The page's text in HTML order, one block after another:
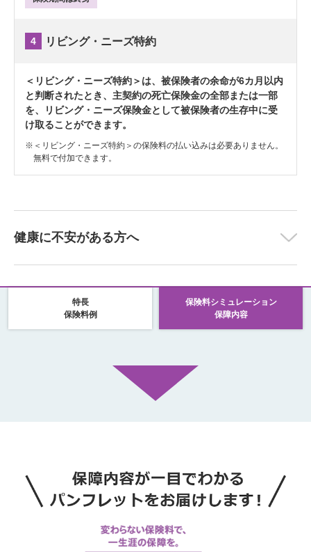
4 リビング・ニーズ特約
＜リビング・ニーズ特約＞は、被保険者の余命が6カ月以内
と判断されたとき、主契約の死亡保険金の全部または一部
を、リビング・ニーズ保険金として被保険者の生存中に受
け取ることができます。
※ ＜リビング・ニーズ特約＞の保険料の払い込みは必要ありません。
無料で付加できます。
健康に不安がある方へ
特長
保険料例
保険料シミュレーション
保障内容